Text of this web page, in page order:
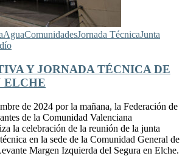
AguaComunidadesJornada TécnicaJunta
Y JORNADA TÉCNICA DE
ELCHE
de 2024 por la mañana, la Federación de
de la Comunidad Valenciana
la celebración de la reunión de la junta
en la sede de la Comunidad General de
Margen Izquierda del Segura en Elche.